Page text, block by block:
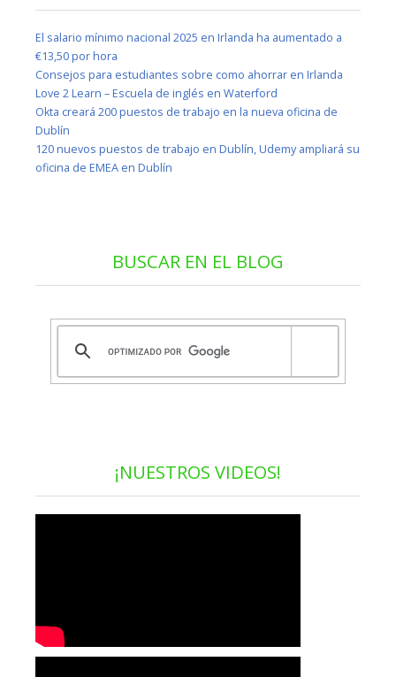
El salario mínimo nacional 2025 en Irlanda ha aumentado a
€13,50 por hora
Consejos para estudiantes sobre como ahorrar en Irlanda
Love 2 Learn – Escuela de inglés en Waterford
Okta creará 200 puestos de trabajo en la nueva oficina de
Dublín
120 nuevos puestos de trabajo en Dublín, Udemy ampliará su
oficina de EMEA en Dublín
BUSCAR EN EL BLOG
¡NUESTROS VIDEOS!